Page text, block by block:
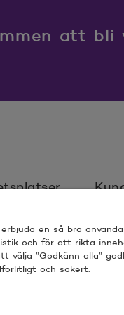
17 92.5
att bli
för
en så bra
och för att rikta
”Godkänn alla”
och säkert.